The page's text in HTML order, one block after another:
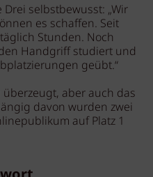
selbstbewusst: „Wir
es schaffen. Seit
Stunden. Noch
Handgriff studiert und
geübt.“
aber auch das
davon wurden zwei
auf Platz 1